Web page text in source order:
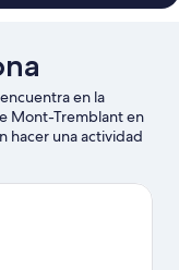
en la
Mont-Tremblant en
hacer una actividad
Tremblant y
de Mont